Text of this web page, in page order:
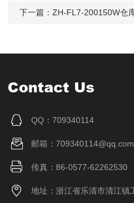
下一篇：ZH-FL7-200150W仓库场
Contact Us
QQ：709340114
邮箱：709340114@qq.com
传真：86-0577-62262530
地址：浙江省乐清市清江镇